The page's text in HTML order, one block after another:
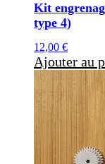
Kit
type 4)
12,00 €
Ajouter au